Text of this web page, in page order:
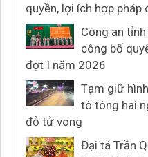
quyền, lợi ích hợp pháp
Công an
công bố
đợt I năm 2026
Tạm giữ
tô tông hai
đỏ tử vong
Đại tá Trần